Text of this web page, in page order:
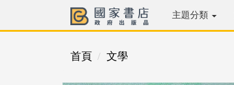
主題分類
首頁 文學